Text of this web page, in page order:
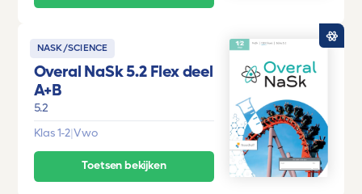
NASK/SCIENCE
Overal NaSk 5.2 Flex deel
A+B
5.2
Klas 1-2|Vwo
Toetsen bekijken